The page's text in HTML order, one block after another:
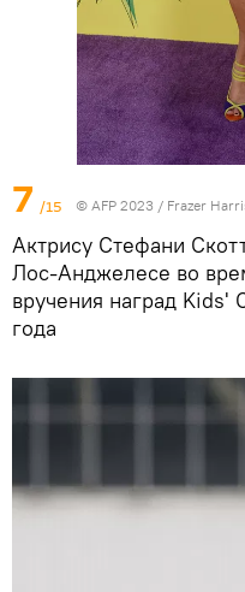
7 /15 © AFP 2023 / Frazer
Актрису Стефани
Лос-Анджелесе во
вручения наград Kids'
года